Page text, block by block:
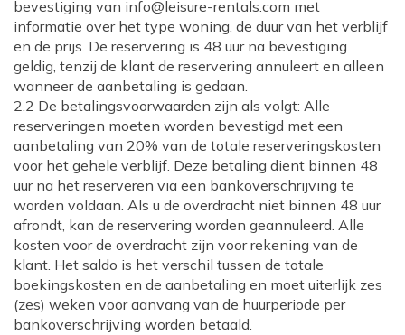
bevestiging van info@leisure-rentals.com met
informatie over het type woning, de duur van het verblijf
en de prijs. De reservering is 48 uur na bevestiging
geldig, tenzij de klant de reservering annuleert en alleen
wanneer de aanbetaling is gedaan.
2.2 De betalingsvoorwaarden zijn als volgt: Alle
reserveringen moeten worden bevestigd met een
aanbetaling van 20% van de totale reserveringskosten
voor het gehele verblijf. Deze betaling dient binnen 48
uur na het reserveren via een bankoverschrijving te
worden voldaan. Als u de overdracht niet binnen 48 uur
afrondt, kan de reservering worden geannuleerd. Alle
kosten voor de overdracht zijn voor rekening van de
klant. Het saldo is het verschil tussen de totale
boekingskosten en de aanbetaling en moet uiterlijk zes
(zes) weken voor aanvang van de huurperiode per
bankoverschrijving worden betaald.